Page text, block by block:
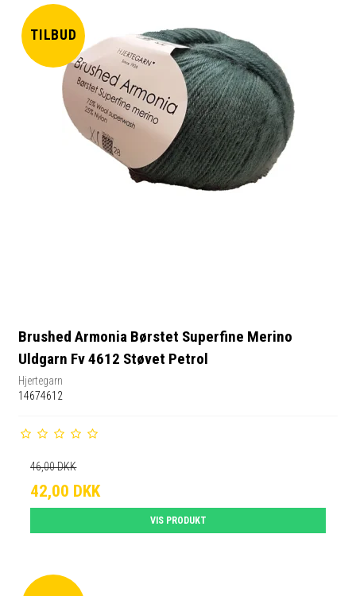
TILBUD
Brushed Armonia Børstet Superfine Merino
Uldgarn Fv 4612 Støvet Petrol
Hjertegarn
14674612
46,00 DKK
42,00 DKK
VIS PRODUKT